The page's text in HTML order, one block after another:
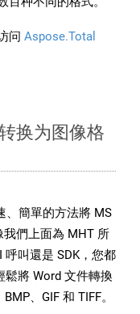
问 Aspose.Total
换为图像格
、簡單的方法將 MS
們上面為 MHT 所
呼叫還是 SDK，您都
鬆將 Word 文件轉換
、GIF 和 TIFF。